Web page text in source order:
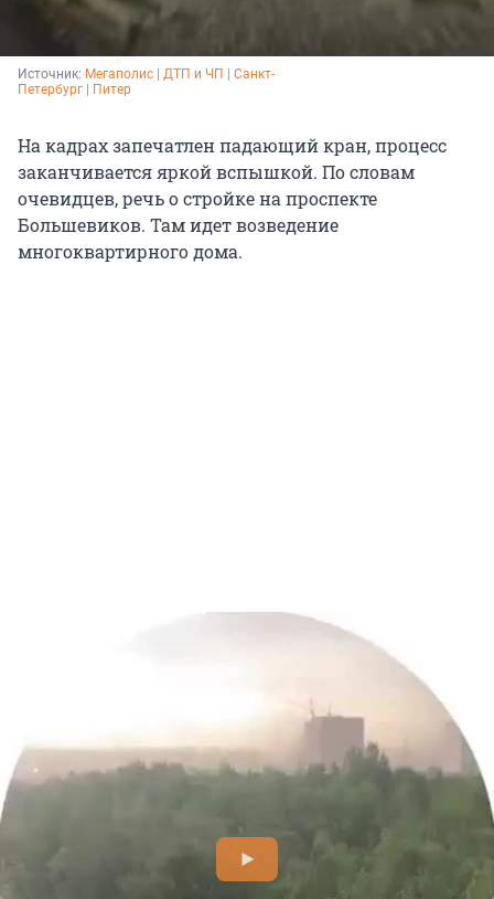
Источник: Мегаполис | ДТП и ЧП | Санкт-
Петербург | Питер
На кадрах запечатлен падающий кран, процесс
заканчивается яркой вспышкой. По словам
очевидцев, речь о стройке на проспекте
Большевиков. Там идет возведение
многоквартирного дома.